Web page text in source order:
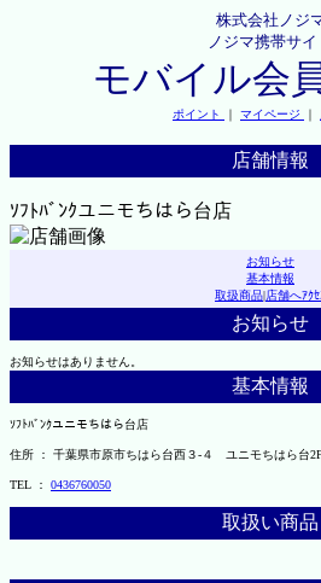
株式会社ノジ
ノジマ携帯サイ
モバイル会
ポイント ｜ マイページ ｜
店舗情報
ｿﾌﾄﾊﾞﾝｸユニモちはら台店
お知らせ
基本情報
取扱商品|店舗へｱｸ
お知らせ
お知らせはありません。
基本情報
ｿﾌﾄﾊﾞﾝｸユニモちはら台店
住所 ： 千葉県市原市ちはら台西３-４ ユニモちはら台
TEL ： 0436760050
取扱い商品